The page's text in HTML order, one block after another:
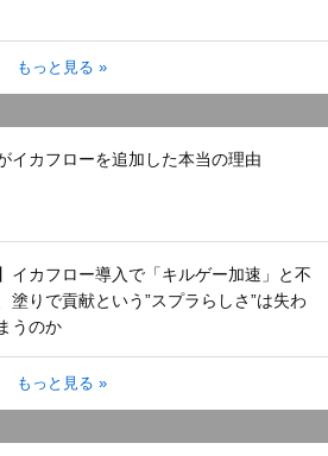
もっと見る »
イカフローを追加した本当の理由
イカフロー導入で「キルゲー加速」と不
塗りで貢献という”スプラらしさ”は失わ
うのか
もっと見る »